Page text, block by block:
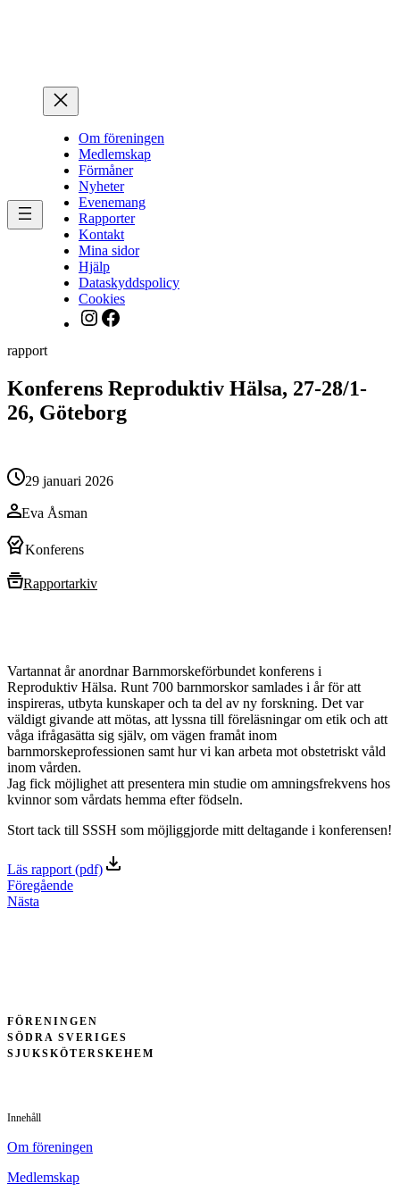
Om föreningen
Medlemskap
Förmåner
Nyheter
Evenemang
Rapporter
Kontakt
Mina sidor
Hjälp
Dataskyddspolicy
Cookies
Instagram
Facebook
rapport
Konferens Reproduktiv Hälsa, 27-28/1-
26, Göteborg
29 januari 2026
Eva Åsman
Konferens
Rapportarkiv
Vartannat år anordnar Barnmorskeförbundet konferens i
Reproduktiv Hälsa. Runt 700 barnmorskor samlades i år för att
inspireras, utbyta kunskaper och ta del av ny forskning. Det var
väldigt givande att mötas, att lyssna till föreläsningar om etik och att
våga ifrågasätta sig själv, om vägen framåt inom
barnmorskeprofessionen samt hur vi kan arbeta mot obstetriskt våld
inom vården.
Jag fick möjlighet att presentera min studie om amningsfrekvens hos
kvinnor som vårdats hemma efter födseln.
Stort tack till SSSH som möjliggjorde mitt deltagande i konferensen!
Läs rapport (pdf)
Föregående
Nästa
FÖRENINGEN
SÖDRA SVERIGES
SJUKSKÖTERSKEHEM
Innehåll
Om föreningen
Medlemskap